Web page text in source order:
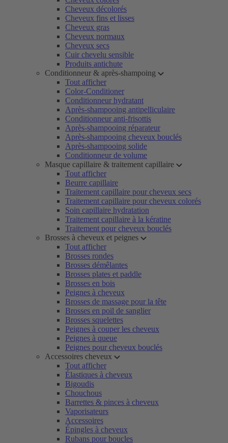
Cheveux décolorés
Cheveux fins et lisses
Cheveux gras
Cheveux normaux
Cheveux secs
Cuir chevelu sensible
Produits antichute
Conditionneur & après-shampoing
Tout afficher
Color-Conditioner
Conditionneur hydratant
Après-shampooing antipelliculaire
Conditionneur anti-frisottis
Après-shampooing réparateur
Après-shampooing cheveux bouclés
Après-shampooing solide
Conditionneur de volume
Masque capillaire & traitement capillaire
Tout afficher
Beurre capillaire
Traitement capillaire pour cheveux secs
Traitement capillaire pour cheveux colorés
Soin capillaire hydratation
Traitement capillaire à la kératine
Traitement pour cheveux bouclés
Brosses à cheveux et peignes
Tout afficher
Brosses rondes
Brosses démêlantes
Brosses plates et paddle
Brosses en bois
Peignes à cheveux
Brosses de massage pour la tête
Brosses en poil de sanglier
Brosses squelettes
Peignes à couper les cheveux
Peignes à queue
Peignes pour cheveux bouclés
Accessoires cheveux
Tout afficher
Élastiques à cheveux
Bigoudis
Chouchous
Barrettes & pinces à cheveux
Vaporisateurs
Accessoires
Épingles à cheveux
Rubans pour boucles